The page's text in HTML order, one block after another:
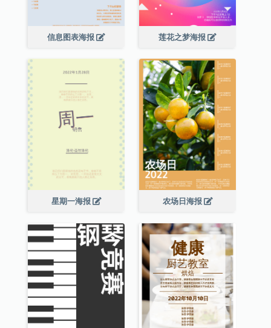
信息图表海报 莲花之梦海报
星期一海报 农场日海报